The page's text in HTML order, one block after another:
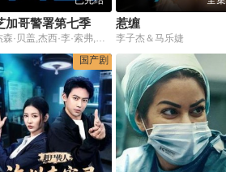
加哥警署第七季
杰森·贝盖,杰西·李·索弗,特蕾西·斯皮里扎科斯,Tracy,Spiridakos,帕特里克·约翰·弗吕格,玛瑞娜·斯奎尔西亚提,LaRoyce,Hawkins,Lisseth,Chavez,艾米·莫顿,保罗·安德斯坦
惹缠
李子杰＆马乐婕
国产剧